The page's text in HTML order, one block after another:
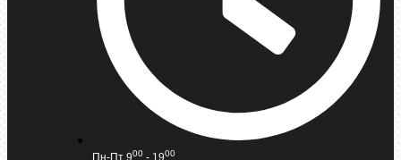
Пн-Пт 900 - 1900